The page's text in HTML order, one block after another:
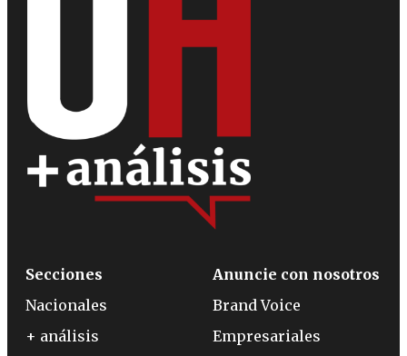
Secciones
Nacionales
+ análisis
Anuncie con nosotros
Brand Voice
Empresariales